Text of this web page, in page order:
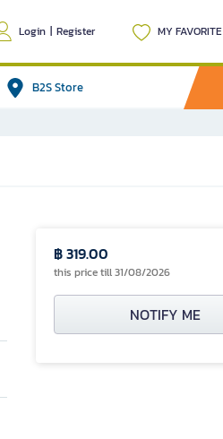
Login | Register MY FAVORITE
B2S Store
฿ 319.00
this price till 31/08/2026
NOTIFY ME